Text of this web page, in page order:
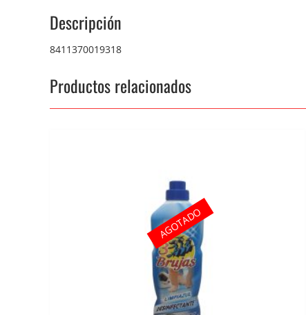
Descripción
8411370019318
Productos relacionados
AGOTADO